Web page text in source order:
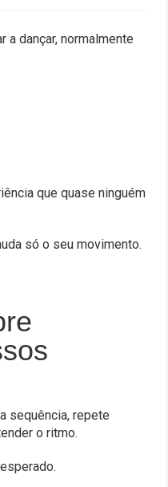
a dançar, normalmente
que quase ninguém
só o seu movimento.
sequência, repete
o ritmo.